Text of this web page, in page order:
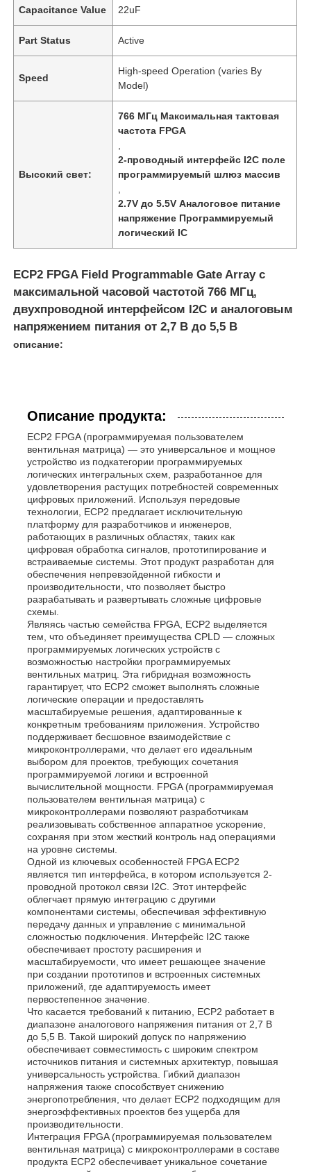
Домой
Продукты
Видеозаписи
О нас
Экскурсия по заводу
Контроль качества
Свяжитесь с нами
Новости
Случаи
FPGA Field Programmable Gate Array (ФПГА
Capacitance Value 22uF
Part Status Active
Speed
High-speed Operation (varies By
Model)
Высокий свет:
766 МГц Максимальная тактовая
частота FPGA
2-проводный интерфейс I2C поле
программируемый шлюз массив
2.7V до 5.5V Аналоговое питание
напряжение Программируемый
логический IC
ECP2 FPGA Field Programmable Gate Array с
максимальной часовой частотой 766 МГц,
двухпроводной интерфейсом I2C и аналоговым
напряжением питания от 2,7 В до 5,5 В
описание:
Описание продукта:
ECP2 FPGA (программируемая пользователем
вентильная матрица) — это универсальное и мощное
устройство из подкатегории программируемых
логических интегральных схем, разработанное для
удовлетворения растущих потребностей современных
цифровых приложений. Используя передовые
технологии, ECP2 предлагает исключительную
платформу для разработчиков и инженеров,
работающих в различных областях, таких как
цифровая обработка сигналов, прототипирование и
встраиваемые системы. Этот продукт разработан для
обеспечения непревзойденной гибкости и
производительности, что позволяет быстро
разрабатывать и развертывать сложные цифровые
схемы.
Являясь частью семейства FPGA, ECP2 выделяется
тем, что объединяет преимущества CPLD — сложных
программируемых логических устройств с
возможностью настройки программируемых
вентильных матриц. Эта гибридная возможность
гарантирует, что ECP2 сможет выполнять сложные
логические операции и предоставлять
масштабируемые решения, адаптированные к
конкретным требованиям приложения. Устройство
поддерживает бесшовное взаимодействие с
микроконтроллерами, что делает его идеальным
выбором для проектов, требующих сочетания
программируемой логики и встроенной
вычислительной мощности. FPGA (программируемая
пользователем вентильная матрица) с
микроконтроллерами позволяют разработчикам
реализовывать собственное аппаратное ускорение,
сохраняя при этом жесткий контроль над операциями
на уровне системы.
Одной из ключевых особенностей FPGA ECP2
является тип интерфейса, в котором используется 2-
проводной протокол связи I2C. Этот интерфейс
облегчает прямую интеграцию с другими
компонентами системы, обеспечивая эффективную
передачу данных и управление с минимальной
сложностью подключения. Интерфейс I2C также
обеспечивает простоту расширения и
масштабируемости, что имеет решающее значение
при создании прототипов и встроенных системных
приложений, где адаптируемость имеет
первостепенное значение.
Что касается требований к питанию, ECP2 работает в
диапазоне аналогового напряжения питания от 2,7 В
до 5,5 В. Такой широкий допуск по напряжению
обеспечивает совместимость с широким спектром
источников питания и системных архитектур, повышая
универсальность устройства. Гибкий диапазон
напряжения также способствует снижению
энергопотребления, что делает ECP2 подходящим для
энергоэффективных проектов без ущерба для
производительности.
Интеграция FPGA (программируемая пользователем
вентильная матрица) с микроконтроллерами в составе
продукта ECP2 обеспечивает уникальное сочетание